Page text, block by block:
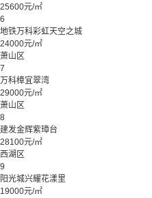
25600元/㎡
6
地铁万科彩虹天空之城
24000元/㎡
萧山区
7
万科樟宜翠湾
29000元/㎡
萧山区
8
建发金辉紫璋台
28100元/㎡
西湖区
9
阳光城兴耀花漾里
19000元/㎡